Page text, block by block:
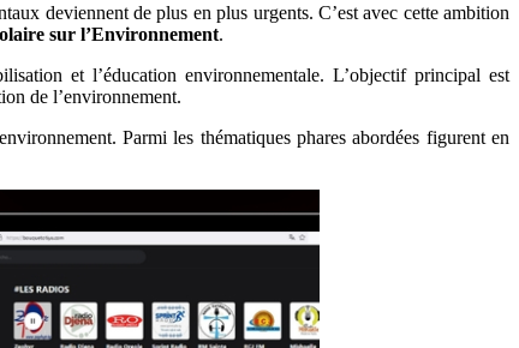
deviennent de plus en plus urgents. C’est avec cette ambition
sur l’Environnement.
et l’éducation environnementale. L’objectif principal est
de l’environnement.
Parmi les thématiques phares abordées figurent en